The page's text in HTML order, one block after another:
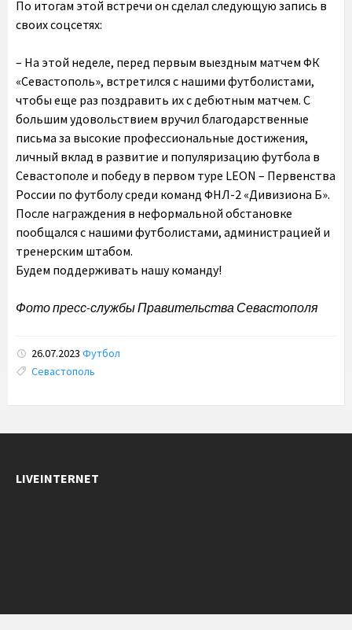
По итогам этой встречи он сделал следующую запись в
своих соцсетях:
– На этой неделе, перед первым выездным матчем ФК
«Севастополь», встретился с нашими футболистами,
чтобы еще раз поздравить их с дебютным матчем. С
большим удовольствием вручил благодарственные
письма за высокие профессиональные достижения,
личный вклад в развитие и популяризацию футбола в
Севастополе и победу в первом туре LEON – Первенства
России по футболу среди команд ФНЛ-2 «Дивизиона Б».
После награждения в неформальной обстановке
пообщался с нашими футболистами, администрацией и
тренерским штабом.
Будем поддерживать нашу команду!
Фото пресс-службы Правительства Севастополя
26.07.2023 Футбол
Tags:
Севастополь
LIVEINTERNET